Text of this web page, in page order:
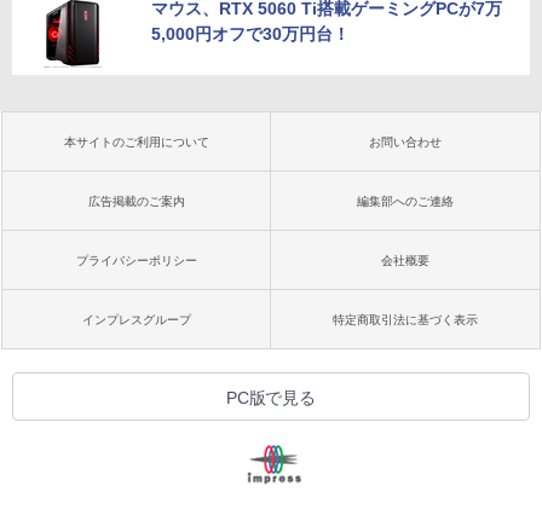
マウス、RTX 5060 Ti搭載ゲーミングPCが7万
5,000円オフで30万円台！
本サイトのご利用について お問い合わせ
広告掲載のご案内 編集部へのご連絡
プライバシーポリシー 会社概要
インプレスグループ 特定商取引法に基づく表示
PC版で見る